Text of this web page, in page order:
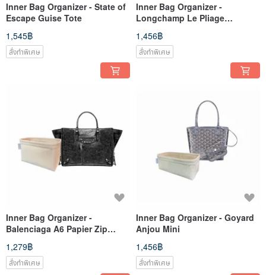
Inner Bag Organizer - State of
Escape Guise Tote
1,545฿
สั่งทำพิเศษ
Inner Bag Organizer -
Longchamp Le Pliage
Original/Green (Long Handle)
M
1,456฿
สั่งทำพิเศษ
Inner Bag Organizer -
Balenciaga A6 Papier Zip
Around
1,279฿
สั่งทำพิเศษ
Inner Bag Organizer - Goyard
Anjou Mini
1,456฿
สั่งทำพิเศษ